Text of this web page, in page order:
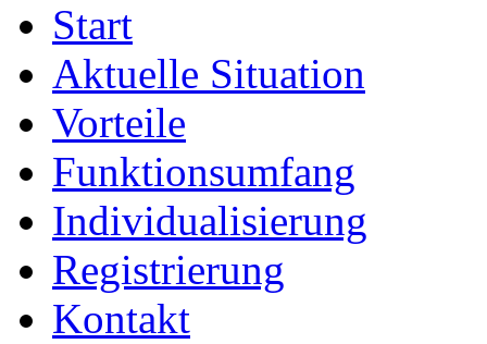
Start
Aktuelle Situation
Vorteile
Funktionsumfang
Individualisierung
Registrierung
Kontakt